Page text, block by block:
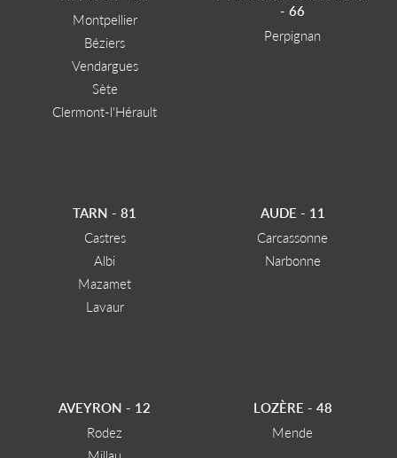
Montpellier
Béziers
Vendargues
Sète
Clermont-l'Hérault
- 66
Perpignan
TARN - 81
Castres
Albi
Mazamet
Lavaur
AUDE - 11
Carcassonne
Narbonne
AVEYRON - 12
Rodez
LOZÈRE - 48
Mende